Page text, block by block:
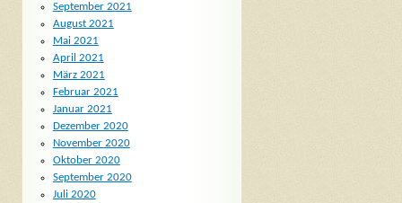
September 2021
August 2021
Mai 2021
April 2021
März 2021
Februar 2021
Januar 2021
Dezember 2020
November 2020
Oktober 2020
September 2020
Juli 2020